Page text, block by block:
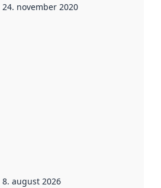
24. november 2020
8. august 2026